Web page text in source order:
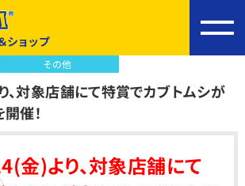
ショップ
その他
対象店舗にて特賞でカブトムシが
催！
金)より、対象店舗にて